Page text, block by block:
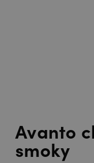
Avanto
smoky